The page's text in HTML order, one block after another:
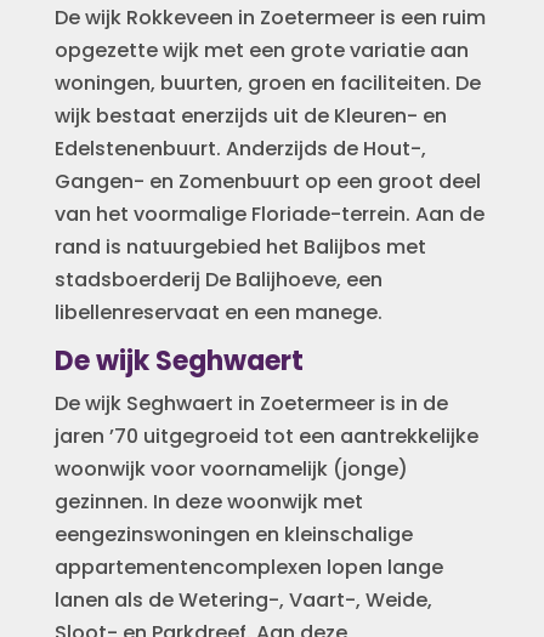
De wijk Rokkeveen in Zoetermeer is een ruim
opgezette wijk met een grote variatie aan
woningen, buurten, groen en faciliteiten. De
wijk bestaat enerzijds uit de Kleuren- en
Edelstenenbuurt. Anderzijds de Hout-,
Gangen- en Zomenbuurt op een groot deel
van het voormalige Floriade-terrein. Aan de
rand is natuurgebied het Balijbos met
stadsboerderij De Balijhoeve, een
libellenreservaat en een manege.
De wijk Seghwaert
De wijk Seghwaert in Zoetermeer is in de
jaren ’70 uitgegroeid tot een aantrekkelijke
woonwijk voor voornamelijk (jonge)
gezinnen. In deze woonwijk met
eengezinswoningen en kleinschalige
appartementencomplexen lopen lange
lanen als de Wetering-, Vaart-, Weide,